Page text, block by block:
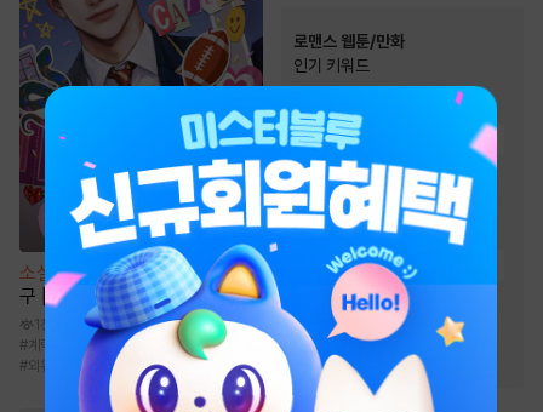
소설 나의 완벽한 쿼터백 남자친
구 [단행본]
1천
# 계략남 달달물 # 외국인/혼혈 #성장물
#외유내강
로맨스 웹툰/만화
인기 키워드
역사/시대물
까칠남
#동거 #
계약관계
#직진녀 #친구>연인
# 오피스물 # 현대물
#연애/결혼 #
재벌남
서양풍 #힐링물
친구 #재회물
# 트라우마 #성장물
#다정남